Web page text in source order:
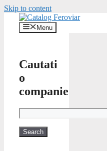
Skip to content
Menu
Cautati
o
companie